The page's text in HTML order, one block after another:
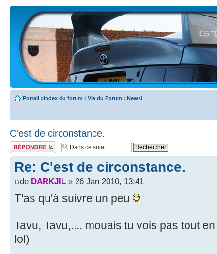
Portail »Index du forum ‹ Vie du Forum ‹ News!
C'est de circonstance.
Écrire un
commentaire
Re: C'est de circonstance.
de DARKJIL » 26 Jan 2010, 13:41
T'as qu'à suivre un peu
Tavu, Tavu,.... mouais tu vois pas tout
lol)